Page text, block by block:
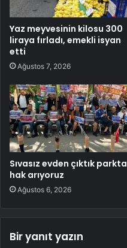
Yaz meyvesinin kilosu 300
liraya fırladı, emekli isyan
etti
Ağustos 7, 2026
Sıvasız evden çıktık parkta
hak arıyoruz
Ağustos 6, 2026
Bir yanıt yazın